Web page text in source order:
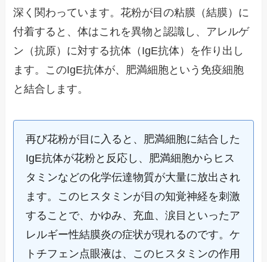
深く関わっています。花粉が目の粘膜（結膜）に
付着すると、体はこれを異物と認識し、アレルゲ
ン（抗原）に対する抗体（IgE抗体）を作り出し
ます。このIgE抗体が、肥満細胞という免疫細胞
と結合します。
再び花粉が目に入ると、肥満細胞に結合した
IgE抗体が花粉と反応し、肥満細胞からヒス
タミンなどの化学伝達物質が大量に放出され
ます。このヒスタミンが目の知覚神経を刺激
することで、かゆみ、充血、涙目といったア
レルギー性結膜炎の症状が現れるのです。ケ
トチフェン点眼液は、このヒスタミンの作用